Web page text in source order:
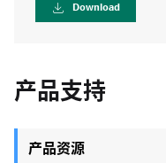
Download
产品支持
产品资源